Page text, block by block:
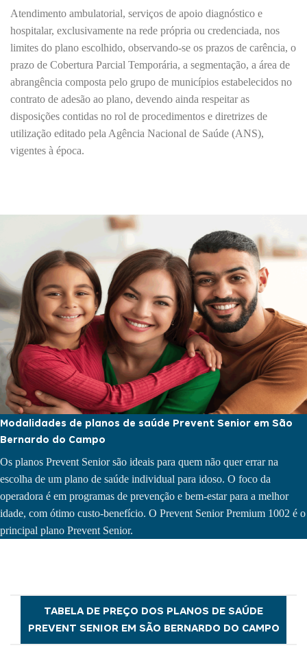
Atendimento ambulatorial, serviços de apoio diagnóstico e
hospitalar, exclusivamente na rede própria ou credenciada, nos
limites do plano escolhido, observando-se os prazos de carência, o
prazo de Cobertura Parcial Temporária, a segmentação, a área de
abrangência composta pelo grupo de municípios estabelecidos no
contrato de adesão ao plano, devendo ainda respeitar as
disposições contidas no rol de procedimentos e diretrizes de
utilização editado pela Agência Nacional de Saúde (ANS),
vigentes à época.
Modalidades de planos de saúde Prevent Senior em São
Bernardo do Campo
Os planos Prevent Senior são ideais para quem não quer errar na
escolha de um plano de saúde individual para idoso. O foco da
operadora é em programas de prevenção e bem-estar para a melhor
idade, com ótimo custo-benefício. O Prevent Senior Premium 1002 é o
principal plano Prevent Senior.
TABELA DE PREÇO DOS PLANOS DE SAÚDE
PREVENT SENIOR EM SÃO BERNARDO DO CAMPO